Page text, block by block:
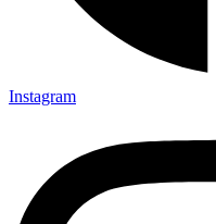
Instagram